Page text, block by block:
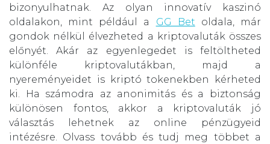
bizonyulhatnak. Az olyan innovatív kaszinó
oldalakon, mint például a GG Bet oldala, már
gondok nélkül élvezheted a kriptovaluták összes
előnyét. Akár az egyenlegedet is feltöltheted
különféle kriptovalutákban, majd a
nyereményeidet is kriptó tokenekben kérheted
ki. Ha számodra az anonimitás és a biztonság
különösen fontos, akkor a kriptovaluták jó
választás lehetnek az online pénzügyeid
intézésre. Olvass tovább és tudj meg többet a